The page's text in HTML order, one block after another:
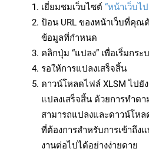
เยี่ยมชมเว็บไซต์ “หน้าเว็บไ
ป้อน URL ของหน้าเว็บที่คุณ
ข้อมูลที่กำหนด
คลิกปุ่ม “แปลง” เพื่อเริ่มกร
รอให้การแปลงเสร็จสิ้น
ดาวน์โหลดไฟล์ XLSM ไป
แปลงเสร็จสิ้น ด้วยการทำต
สามารถแปลงและดาวน์โหล
ที่ต้องการสำหรับการเข้าถึง
งานต่อไปได้อย่างง่ายดาย